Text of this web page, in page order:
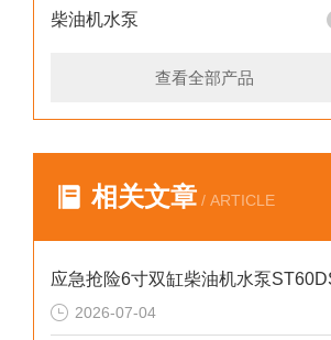
柴油机水泵
查看全部产品
相关文章 / ARTICLE
2026-07-04